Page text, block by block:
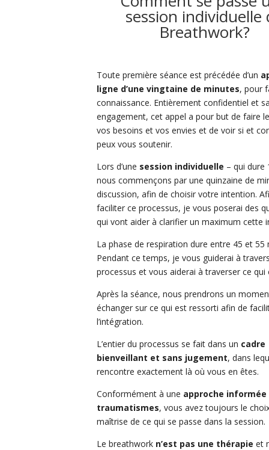
session individuelle
Breathwork?
Toute première séance est précédée d’un
ligne d’une vingtaine de minutes, pour
connaissance. Entièrement confidentiel et
engagement, cet appel a pour but de faire
vos besoins et vos envies et de voir si et
peux vous soutenir.
Lors d’une session individuelle – qui dure
nous commençons par une quinzaine de
discussion, afin de choisir votre intention.
faciliter ce processus, je vous poserai des
qui vont aider à clarifier un maximum cette
La phase de respiration dure entre 45 et 55
Pendant ce temps, je vous guiderai à
processus et vous aiderai à traverser ce qui
Après la séance, nous prendrons un
échanger sur ce qui est ressorti afin de
l’intégration.
L’entier du processus se fait dans un cadre
bienveillant et sans jugement, dans
rencontre exactement là où vous en êtes.
Conformément à une approche informée
traumatismes, vous avez toujours le
maîtrise de ce qui se passe dans la session.
Le breathwork n’est pas une thérapie et